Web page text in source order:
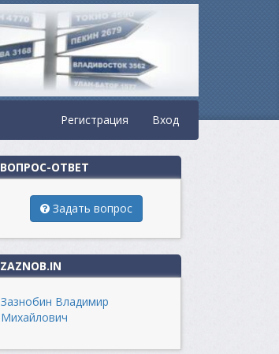
Регистрация Вход
ВОПРОС-ОТВЕТ
Задать вопрос
ZAZNOB.IN
Зазнобин Владимир
Михайлович